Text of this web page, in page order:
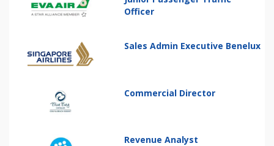
Officer
Sales Admin Executive Benelux
Commercial Director
Revenue Analyst